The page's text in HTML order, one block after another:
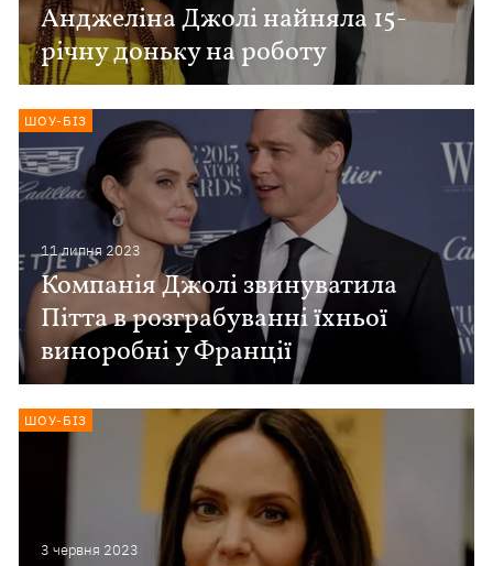
Анджеліна Джолі найняла 15-
річну доньку на роботу
11 липня 2023
Компанія Джолі звинуватила
Пітта в розграбуванні їхньої
виноробні у Франції
ШОУ-БІЗ
3 червня 2023
ШОУ-БІЗ